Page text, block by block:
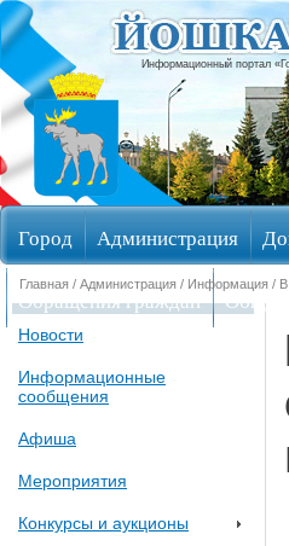
Информационный портал
Город Администрация
Обращения граждан
Главная / Администрация / Информация / В
Новости
Информационные
сообщения
Афиша
Мероприятия
Конкурсы и аукционы